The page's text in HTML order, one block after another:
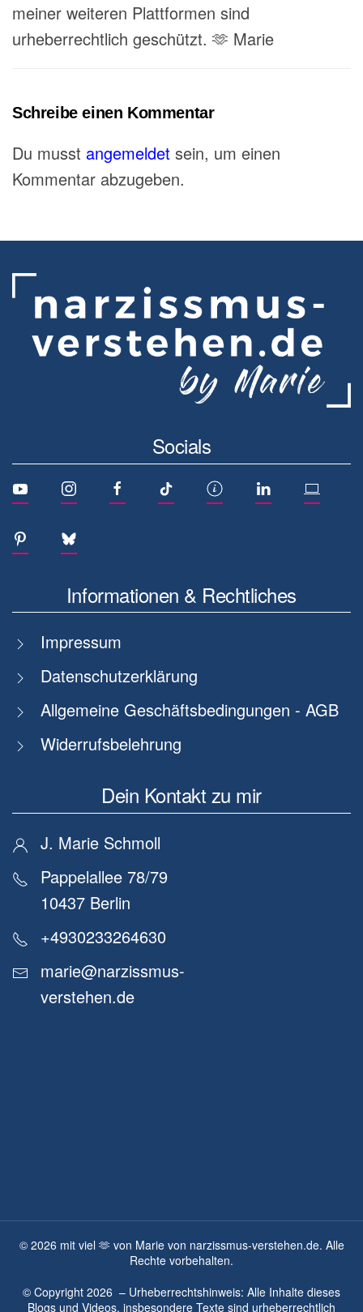
meiner weiteren Plattformen sind
urheberrechtlich geschützt. 🫶 Marie
Schreibe einen Kommentar
Du musst angemeldet sein, um einen
Kommentar abzugeben.
Socials
Informationen & Rechtliches
Impressum
Datenschutzerklärung
Allgemeine Geschäftsbedingungen - AGB
Widerrufsbelehrung
Dein Kontakt zu mir
J. Marie Schmoll
Pappelallee 78/79
10437 Berlin
+4930233264630
marie@narzissmus-
verstehen.de
© 2026 mit viel 🫶 von Marie von narzissmus-verstehen.de. Alle
Rechte vorbehalten.
© Copyright 2026 – Urheberrechtshinweis: Alle Inhalte dieses
Blogs und Videos, insbesondere Texte sind urheberrechtlich